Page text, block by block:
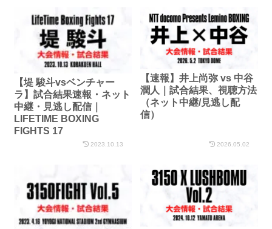
【堤 駿斗vsベンチャー
ラ】試合結果速報・ネット
中継・見逃し配信｜
LIFETIME BOXING
FIGHTS 17
2023.10.13
【速報】井上尚弥 vs 中谷
潤人｜試合結果、視聴方法
（ネット中継/見逃し配
信）
2026.05.02